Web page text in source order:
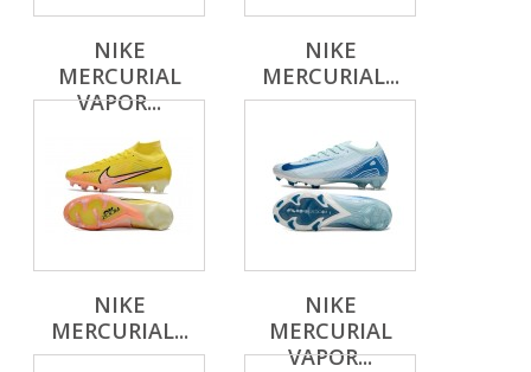
NIKE
MERCURIAL
VAPOR...
NIKE
MERCURIAL...
NIKE
MERCURIAL...
NIKE
MERCURIAL
VAPOR...